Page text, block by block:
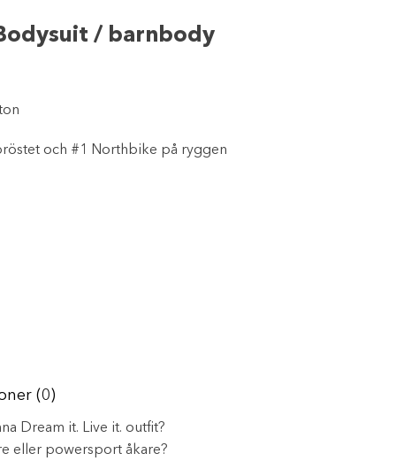
/ barnbody
och #1 Northbike på ryggen
(0)
Dream it. Live it. outfit?
eller powersport åkare?